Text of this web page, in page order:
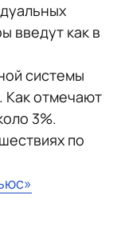
введут как в
системы
Как отмечают
3%.
по